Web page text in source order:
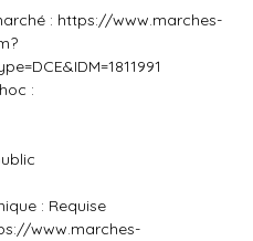
: https://www.marches-
:
: Requise
www.marches-